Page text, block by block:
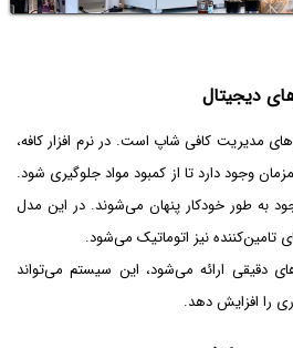
دیجیتال
مدیریت کافی شاپ است. در نرم افزار کافه،
وجود دارد تا از کمبود مواد جلوگیری شود.
به طور خودکار پنهان می‌شوند. در این مدل
نیز اتوماتیک می‌شود.
دقیقی ارائه می‌شود، این سیستم می‌تواند
را افزایش دهد.